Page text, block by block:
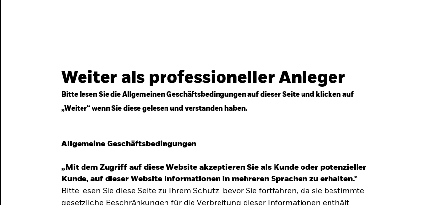
Weiter als professioneller Anleger
Bitte lesen Sie die Allgemeinen Geschäftsbedingungen auf dieser Seite und klicken auf
„Weiter“ wenn Sie diese gelesen und verstanden haben.
Allgemeine Geschäftsbedingungen
„Mit dem Zugriff auf diese Website akzeptieren Sie als Kunde oder potenzieller
Kunde, auf dieser Website Informationen in mehreren Sprachen zu erhalten.“
Bitte lesen Sie diese Seite zu Ihrem Schutz, bevor Sie fortfahren, da sie bestimmte
gesetzliche Beschränkungen für die Verbreitung dieser Informationen enthält